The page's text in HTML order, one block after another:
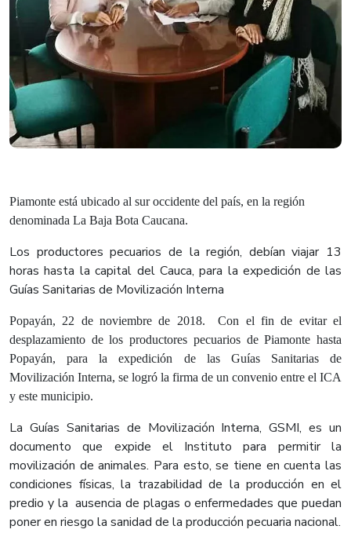
Piamonte está ubicado al sur occidente del país, en la región
denominada La Baja Bota Caucana.
Los productores pecuarios de la región, debían viajar 13
horas hasta la capital del Cauca, para la expedición de las
Guías Sanitarias de Movilización Interna
Popayán, 22 de noviembre de 2018.Con el fin de evitar el
desplazamiento de los productores pecuarios de Piamonte hasta
Popayán, para la expedición de las Guías Sanitarias de
Movilización Interna, se logró la firma de un convenio entre el ICA
y este municipio.
La Guías Sanitarias de Movilización Interna, GSMI, es un
documento que expide el Instituto para permitir la
movilización de animales. Para esto, se tiene en cuenta las
condiciones físicas, la trazabilidad de la producción en el
predio y la ausencia de plagas o enfermedades que puedan
poner en riesgo la sanidad de la producción pecuaria nacional.